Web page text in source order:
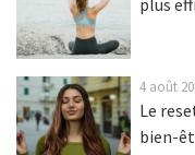
plus
4 août
Le
bien-